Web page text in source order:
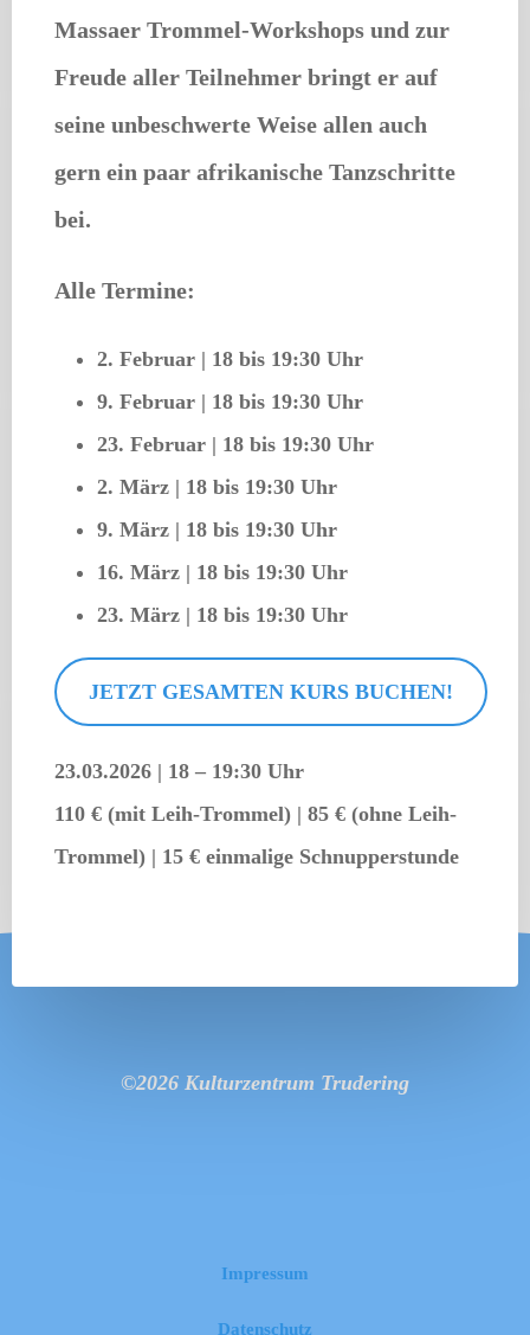
Massaer Trommel-Workshops und zur
Freude aller Teilnehmer bringt er auf
seine unbeschwerte Weise allen auch
gern ein paar afrikanische Tanzschritte
bei.
Alle Termine:
2. Februar | 18 bis 19:30 Uhr
9. Februar | 18 bis 19:30 Uhr
23. Februar | 18 bis 19:30 Uhr
2. März | 18 bis 19:30 Uhr
9. März | 18 bis 19:30 Uhr
16. März | 18 bis 19:30 Uhr
23. März | 18 bis 19:30 Uhr
JETZT GESAMTEN KURS BUCHEN!
23.03.2026 | 18 – 19:30 Uhr
110 € (mit Leih-Trommel) | 85 € (ohne Leih-
Trommel) | 15 € einmalige Schnupperstunde
©2026 Kulturzentrum Trudering
Impressum
Datenschutz